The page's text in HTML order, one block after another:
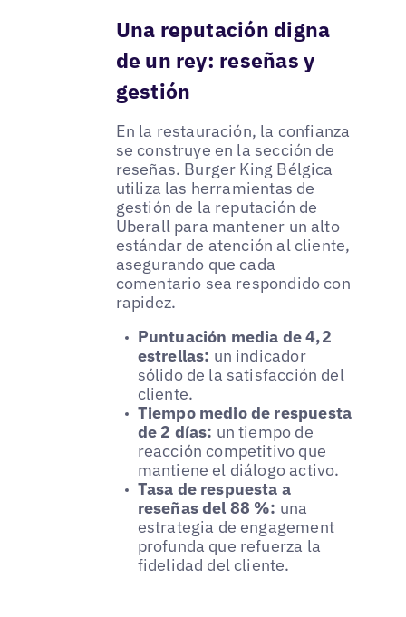
Una reputación digna
de un rey: reseñas y
gestión
En la restauración, la confianza
se construye en la sección de
reseñas. Burger King Bélgica
utiliza las herramientas de
gestión de la reputación de
Uberall para mantener un alto
estándar de atención al cliente,
asegurando que cada
comentario sea respondido con
rapidez.
Puntuación media de 4,2
estrellas: un indicador
sólido de la satisfacción del
cliente.
Tiempo medio de respuesta
de 2 días: un tiempo de
reacción competitivo que
mantiene el diálogo activo.
Tasa de respuesta a
reseñas del 88 %: una
estrategia de engagement
profunda que refuerza la
fidelidad del cliente.